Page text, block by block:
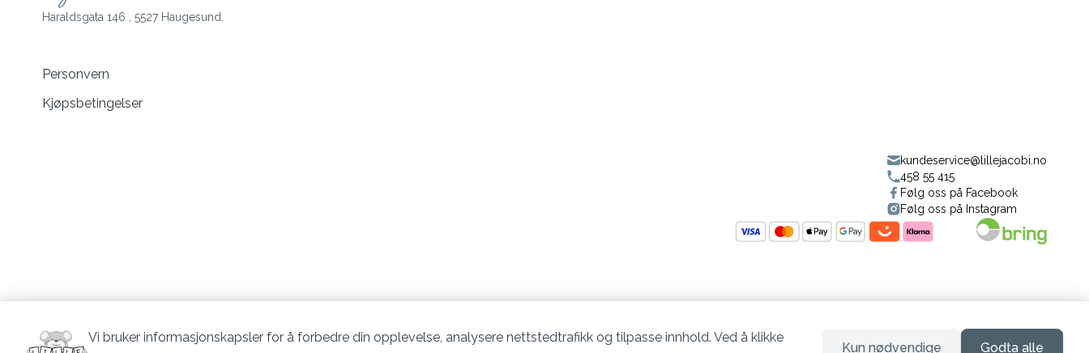
Haraldsgata 146 , 5527 Haugesund.
Personvern
Kjøpsbetingelser
kundeservice@lillejacobi.no
458 55 415
Følg oss på Facebook
Følg oss på Instagram
Vi bruker informasjonskapsler for å forbedre din opplevelse, analysere nettstedtrafikk og tilpasse innhold. Ved å klikke
Kun nødvendige Godta alle